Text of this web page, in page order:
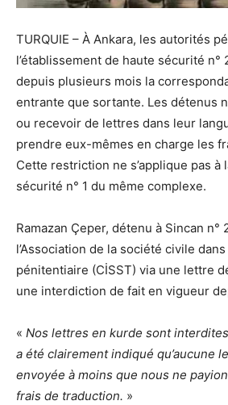
TURQUIE – À Ankara, les autorités
l’établissement de haute sécurité n°
depuis plusieurs mois la
entrante que sortante. Les détenus
ou recevoir de lettres dans leur
prendre eux-mêmes en charge les
Cette restriction ne s’applique pas à
sécurité n° 1 du même complexe.
Ramazan Çeper, détenu à Sincan n°
l’Association de la société civile
pénitentiaire (CİSST) via une lettre
une interdiction de fait en vigueur
« Nos lettres en kurde sont
a été clairement indiqué qu’aucune
envoyée à moins que nous ne
frais de traduction. »